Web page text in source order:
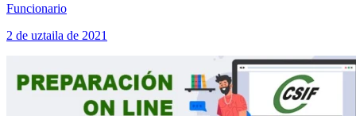
Funcionario
2 de uztaila de 2021